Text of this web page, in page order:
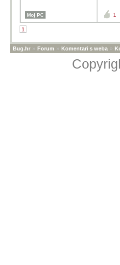
Moj PC 1
1
Bug.hr » Forum » Komentari s weba »